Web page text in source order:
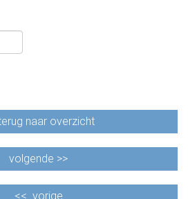
naar overzicht
volgende >>
<< vorige